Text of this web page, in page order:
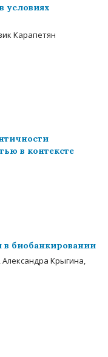
условиях
Карапетян
в контексте
биобанкировании
Крыгина,